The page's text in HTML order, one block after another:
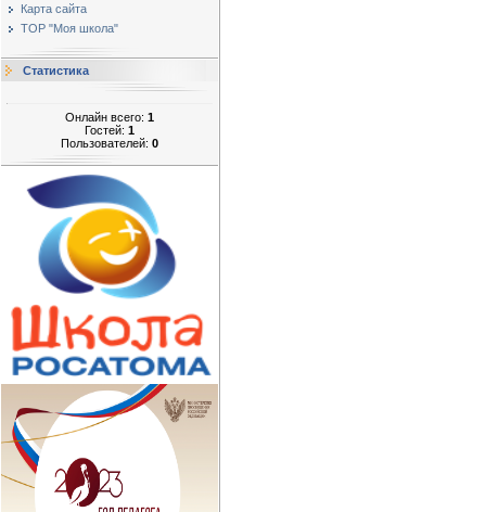
Карта сайта
ТОР "Моя школа"
Статистика
Онлайн всего: 1
Гостей: 1
Пользователей: 0